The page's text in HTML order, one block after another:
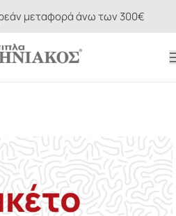
μεταφορά άνω των 300€